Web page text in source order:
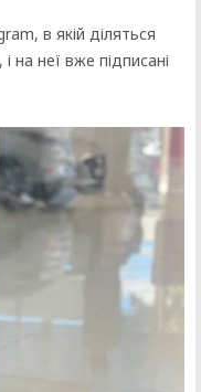
в якій діляться
на неї вже підписані